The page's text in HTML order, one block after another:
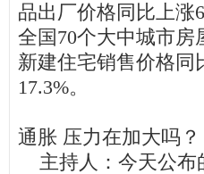
品出厂价格同比上涨
全国70个大中城市房
新建住宅销售价格同
17.3%。
通胀 压力在加大吗？
主持人：今天公布